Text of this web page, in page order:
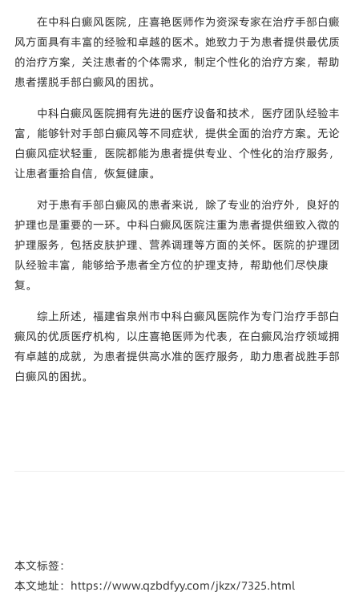
在中科白癜风医院，庄喜艳医师作为资深专家在治疗手部白癜
风方面具有丰富的经验和卓越的医术。她致力于为患者提供最优质
的治疗方案，关注患者的个体需求，制定个性化的治疗方案，帮助
患者摆脱手部白癜风的困扰。
中科白癜风医院拥有先进的医疗设备和技术，医疗团队经验丰
富，能够针对手部白癜风等不同症状，提供全面的治疗方案。无论
白癜风症状轻重，医院都能为患者提供专业、个性化的治疗服务，
让患者重拾自信，恢复健康。
对于患有手部白癜风的患者来说，除了专业的治疗外，良好的
护理也是重要的一环。中科白癜风医院注重为患者提供细致入微的
护理服务，包括皮肤护理、营养调理等方面的关怀。医院的护理团
队经验丰富，能够给予患者全方位的护理支持，帮助他们尽快康
复。
综上所述，福建省泉州市中科白癜风医院作为专门治疗手部白
癜风的优质医疗机构，以庄喜艳医师为代表，在白癜风治疗领域拥
有卓越的成就，为患者提供高水准的医疗服务，助力患者战胜手部
白癜风的困扰。
本文标签：
本文地址：https://www.qzbdfyy.com/jkzx/7325.html